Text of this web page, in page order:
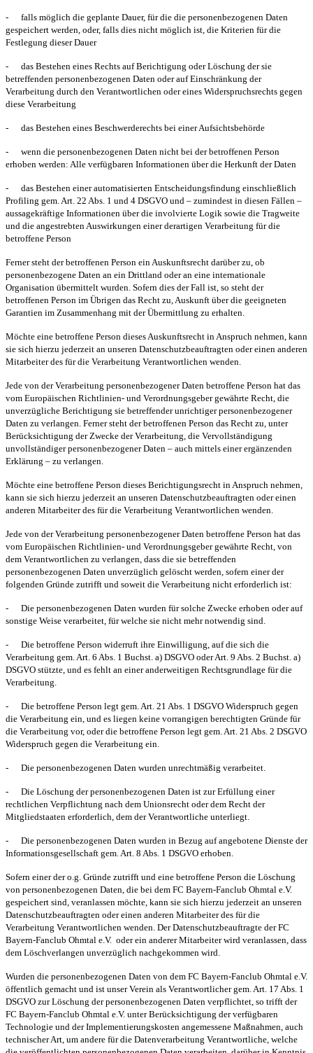
-
falls möglich die geplante Dauer, für die die personenbezogenen Daten
gespeichert werden, oder, falls dies nicht möglich ist, die Kriterien für die
Festlegung dieser Dauer
-
das Bestehen eines Rechts auf Berichtigung oder Löschung der sie
betreffenden personenbezogenen Daten oder auf Einschränkung der
Verarbeitung durch den Verantwortlichen oder eines Widerspruchsrechts gegen
diese Verarbeitung
- das Bestehen eines Beschwerderechts bei einer Aufsichtsbehörde
-
wenn die personenbezogenen Daten nicht bei der betroffenen Person
erhoben werden: Alle verfügbaren Informationen über die Herkunft der Daten
-
das Bestehen einer automatisierten Entscheidungsfindung einschließlich
Profiling gem. Art. 22 Abs. 1 und 4 DSGVO und – zumindest in diesen Fällen –
aussagekräftige Informationen über die involvierte Logik sowie die Tragweite
und die angestrebten Auswirkungen einer derartigen Verarbeitung für die
betroffene Person
Ferner steht der betroffenen Person ein Auskunftsrecht darüber zu, ob
personenbezogene Daten an ein Drittland oder an eine internationale
Organisation übermittelt wurden. Sofern dies der Fall ist, so steht der
betroffenen Person im Übrigen das Recht zu, Auskunft über die geeigneten
Garantien im Zusammenhang mit der Übermittlung zu erhalten.
Möchte eine betroffene Person dieses Auskunftsrecht in Anspruch nehmen, kann
sie sich hierzu jederzeit an unseren Datenschutzbeauftragten oder einen anderen
Mitarbeiter des für die Verarbeitung Verantwortlichen wenden.
Jede von der Verarbeitung personenbezogener Daten betroffene Person hat das
vom Europäischen Richtlinien- und Verordnungsgeber gewährte Recht, die
unverzügliche Berichtigung sie betreffender unrichtiger personenbezogener
Daten zu verlangen. Ferner steht der betroffenen Person das Recht zu, unter
Berücksichtigung der Zwecke der Verarbeitung, die Vervollständigung
unvollständiger personenbezogener Daten – auch mittels einer ergänzenden
Erklärung – zu verlangen.
Möchte eine betroffene Person dieses Berichtigungsrecht in Anspruch nehmen,
kann sie sich hierzu jederzeit an unseren Datenschutzbeauftragten oder einen
anderen Mitarbeiter des für die Verarbeitung Verantwortlichen wenden.
Jede von der Verarbeitung personenbezogener Daten betroffene Person hat das
vom Europäischen Richtlinien- und Verordnungsgeber gewährte Recht, von
dem Verantwortlichen zu verlangen, dass die sie betreffenden
personenbezogenen Daten unverzüglich gelöscht werden, sofern einer der
folgenden Gründe zutrifft und soweit die Verarbeitung nicht erforderlich ist:
-
Die personenbezogenen Daten wurden für solche Zwecke erhoben oder auf
sonstige Weise verarbeitet, für welche sie nicht mehr notwendig sind.
-
Die betroffene Person widerruft ihre Einwilligung, auf die sich die
Verarbeitung gem. Art. 6 Abs. 1 Buchst. a) DSGVO oder Art. 9 Abs. 2 Buchst. a)
DSGVO stützte, und es fehlt an einer anderweitigen Rechtsgrundlage für die
Verarbeitung.
-
Die betroffene Person legt gem. Art. 21 Abs. 1 DSGVO Widerspruch gegen
die Verarbeitung ein, und es liegen keine vorrangigen berechtigten Gründe für
die Verarbeitung vor, oder die betroffene Person legt gem. Art. 21 Abs. 2 DSGVO
Widerspruch gegen die Verarbeitung ein.
- Die personenbezogenen Daten wurden unrechtmäßig verarbeitet.
-
Die Löschung der personenbezogenen Daten ist zur Erfüllung einer
rechtlichen Verpflichtung nach dem Unionsrecht oder dem Recht der
Mitgliedstaaten erforderlich, dem der Verantwortliche unterliegt.
-
Die personenbezogenen Daten wurden in Bezug auf angebotene Dienste der
Informationsgesellschaft gem. Art. 8 Abs. 1 DSGVO erhoben.
Sofern einer der o.g. Gründe zutrifft und eine betroffene Person die Löschung
von personenbezogenen Daten, die bei dem FC Bayern-Fanclub Ohmtal e.V.
gespeichert sind, veranlassen möchte, kann sie sich hierzu jederzeit an unseren
Datenschutzbeauftragten oder einen anderen Mitarbeiter des für die
Verarbeitung Verantwortlichen wenden. Der Datenschutzbeauftragte der FC
Bayern-Fanclub Ohmtal e.V. oder ein anderer Mitarbeiter wird veranlassen, dass
dem Löschverlangen unverzüglich nachgekommen wird.
Wurden die personenbezogenen Daten von dem FC Bayern-Fanclub Ohmtal e.V.
öffentlich gemacht und ist unser Verein als Verantwortlicher gem. Art. 17 Abs. 1
DSGVO zur Löschung der personenbezogenen Daten verpflichtet, so trifft der
FC Bayern-Fanclub Ohmtal e.V. unter Berücksichtigung der verfügbaren
Technologie und der Implementierungskosten angemessene Maßnahmen, auch
technischer Art, um andere für die Datenverarbeitung Verantwortliche, welche